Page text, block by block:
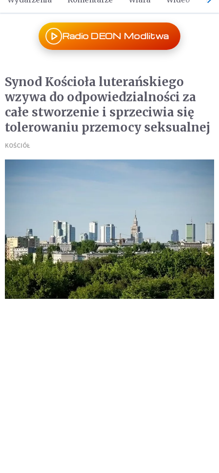
Radio DEON Modlitwa
Synod Kościoła luterańskiego
wzywa do odpowiedzialności za
całe stworzenie i sprzeciwia się
tolerowaniu przemocy seksualnej
KOŚCIÓŁ